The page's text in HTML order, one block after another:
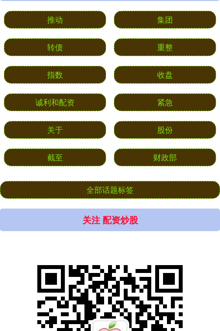
推动 集团
转债 重整
指数 收盘
诚利和配资 紧急
关于 股份
截至 财政部
全部话题标签
关注 配资炒股